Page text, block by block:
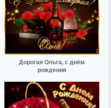
Дорогая Ольга, с днём
рождения